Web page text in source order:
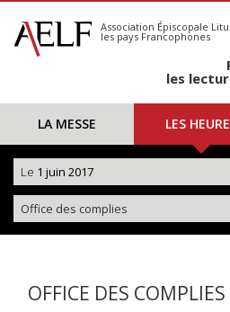
S'abonner
Calendrier
Association Épiscopale
les pays Francophones
les
LA MESSE LES
Le 1 juin 2017
Office des complies
OFFICE DES COMPLIES